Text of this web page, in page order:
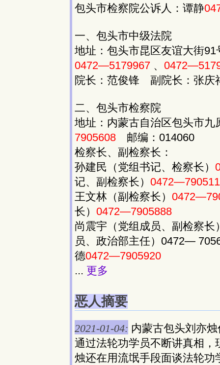
包头市检察院公诉人：谭静
一、包头市中级法院
地址：包头市昆区友谊大街
0472—5179967 、
院长：范俊锋 副院长：张庆
二、包头市检察院
地址：内蒙古自治区包头市
7905608 邮编：014060
检察长、副检察长：
孙建民（党组书记、检察长）
记、副检察长）
王文林（副检察长）
长） 0472—7905888
尚震宇（党组成员、副检察长
员、政治部主任）0472—
德0472—7905920
... 更多
恶人摘要
2021-01-04: 内蒙古包头刘亦
通过法轮功学员不断讲真相
烛还在用流氓手段面谈法轮功